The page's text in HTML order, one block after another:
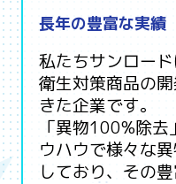
長年の豊富な実績
私たちサンロー
衛生対策商品の
きた企業です。
「異物100%除
ウハウで様々な
しており、その